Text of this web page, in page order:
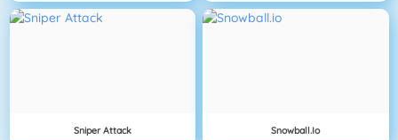
Sniper Attack Snowball.io